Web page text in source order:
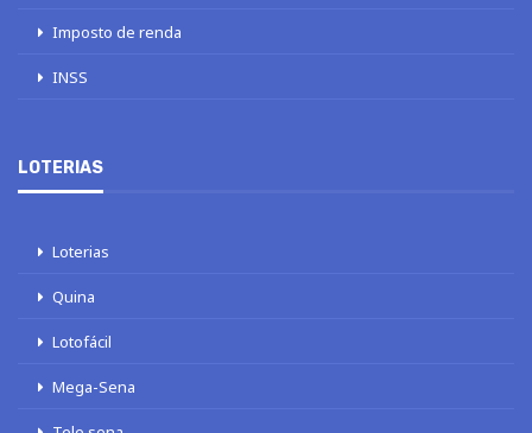
Imposto de renda
INSS
LOTERIAS
Loterias
Quina
Lotofácil
Mega-Sena